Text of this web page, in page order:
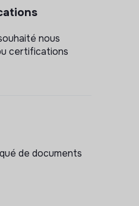
nous
certifications
de documents